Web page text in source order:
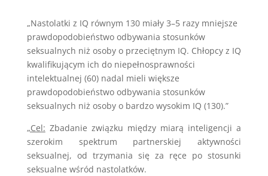
„Nastolatki z IQ równym 130 miały 3–5 razy mniejsze
prawdopodobieństwo odbywania stosunków
seksualnych niż osoby o przeciętnym IQ. Chłopcy z IQ
kwalifikującym ich do niepełnosprawności
intelektualnej (60) nadal mieli większe
prawdopodobieństwo odbywania stosunków
seksualnych niż osoby o bardzo wysokim IQ (130).”
„Cel: Zbadanie związku między miarą inteligencji a
szerokim spektrum partnerskiej aktywności
seksualnej, od trzymania się za ręce po stosunki
seksualne wśród nastolatków.